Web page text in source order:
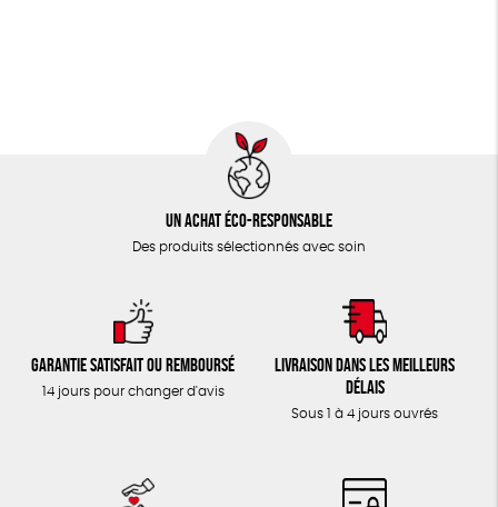
Un achat éco-responsable
Des produits sélectionnés avec soin
Garantie satisfait ou remboursé
14 jours pour changer d'avis
Livraison dans les meilleurs
délais
Sous 1 à 4 jours ouvrés